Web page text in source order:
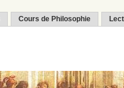
Cours de Philosophie